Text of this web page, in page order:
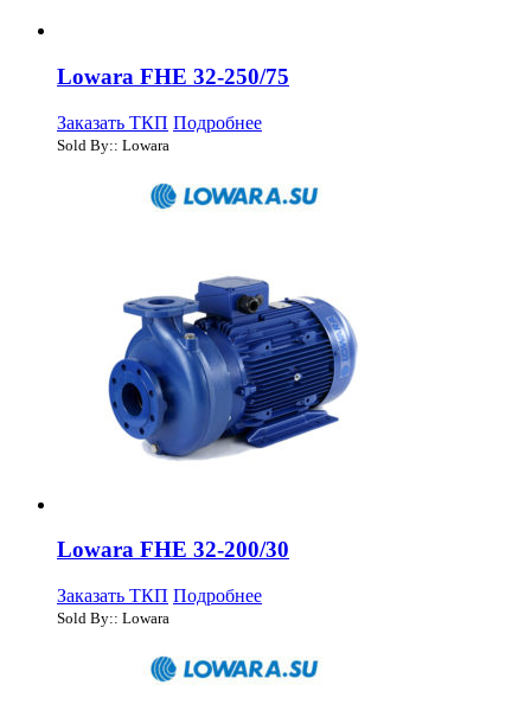
Lowara FHE 32-250/75
Заказать ТКП Подробнее
Sold By:: Lowara
Lowara FHE 32-200/30
Заказать ТКП Подробнее
Sold By:: Lowara